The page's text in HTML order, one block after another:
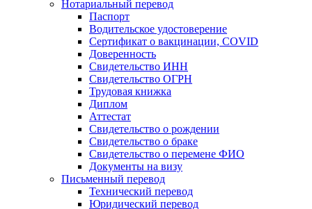
Нотариальный перевод
Паспорт
Водительское удостоверение
Сертификат о вакцинации, COVID
Доверенность
Свидетельство ИНН
Свидетельство ОГРН
Трудовая книжка
Диплом
Аттестат
Свидетельство о рождении
Свидетельство о браке
Свидетельство о перемене ФИО
Документы на визу
Письменный перевод
Технический перевод
Юридический перевод